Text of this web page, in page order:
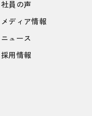
社員の声
メディア情報
ニュース
採用情報